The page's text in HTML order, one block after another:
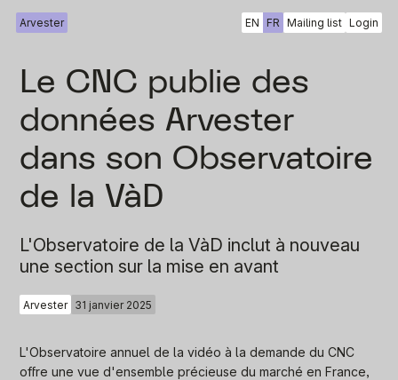
Arvester EN FR Mailing list Login
Le CNC publie des
données Arvester
dans son Observatoire
de la VàD
L'Observatoire de la VàD inclut à nouveau
une section sur la mise en avant
Arvester 31 janvier 2025
L'Observatoire annuel de la vidéo à la demande du CNC
offre une vue d'ensemble précieuse du marché en France,